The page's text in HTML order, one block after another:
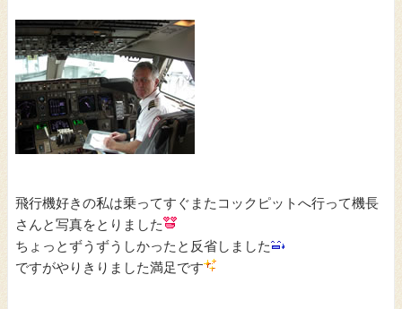
飛行機好きの私は乗ってすぐまたコックピットへ行って機長
さんと写真をとりました
ちょっとずうずうしかったと反省しました
ですがやりきりました満足です